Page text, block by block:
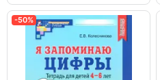
-50%